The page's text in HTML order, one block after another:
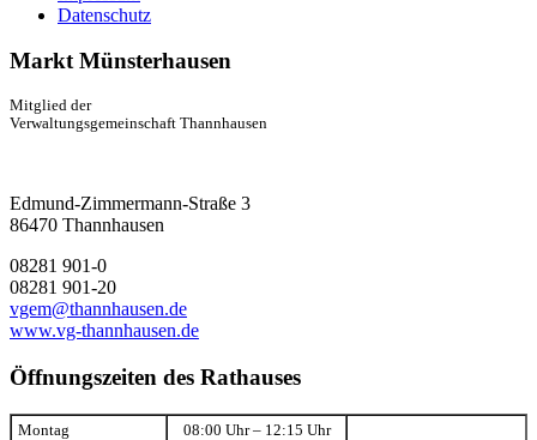
Datenschutz
Markt Münsterhausen
Mitglied der
Verwaltungsgemeinschaft Thannhausen
Edmund-Zimmermann-Straße 3
86470 Thannhausen
08281 901-0
08281 901-20
vgem@thannhausen.de
www.vg-thannhausen.de
Öffnungszeiten des Rathauses
Montag 08:00 Uhr – 12:15 Uhr